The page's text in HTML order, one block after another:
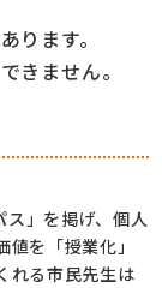
ります。
きません。
ス」を掲げ、個人
を「授業化」
れる市民先生は